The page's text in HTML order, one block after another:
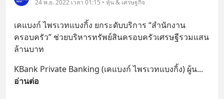
24 พ.ย. 2022 เวลา 01:15 • หุ้น & เศรษฐกิจ
เคแบงก์ ไพรเวทแบงกิ้ง ยกระดับบริการ “สำนักงาน
ครอบครัว” ช่วยบริหารทรัพย์สินครอบครัวเศรษฐีรวมแสน
ล้านบาท
KBank Private Banking (เคแบงก์ ไพรเวทแบงกิ้ง) ผู้น
อ่านต่อ